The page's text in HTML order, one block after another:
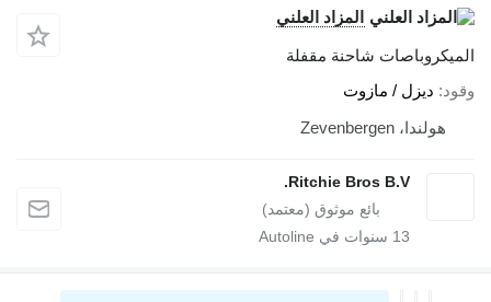
المزاد العلني
شاحنة مقفلة
ديزل / مازوت
هولندا، Zevenbergen
Ritchie Bros B.V.
سنوات في Autoline